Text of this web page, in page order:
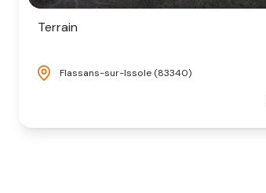
Terrain
Flassans-sur-Issole (83340)